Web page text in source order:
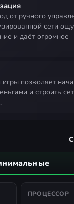
сети
и даёт огромное
и строить
ПРОЦЕССОР